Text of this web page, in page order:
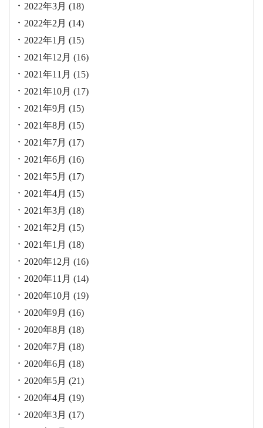
2022年3月 (18)
2022年2月 (14)
2022年1月 (15)
2021年12月 (16)
2021年11月 (15)
2021年10月 (17)
2021年9月 (15)
2021年8月 (15)
2021年7月 (17)
2021年6月 (16)
2021年5月 (17)
2021年4月 (15)
2021年3月 (18)
2021年2月 (15)
2021年1月 (18)
2020年12月 (16)
2020年11月 (14)
2020年10月 (19)
2020年9月 (16)
2020年8月 (18)
2020年7月 (18)
2020年6月 (18)
2020年5月 (21)
2020年4月 (19)
2020年3月 (17)